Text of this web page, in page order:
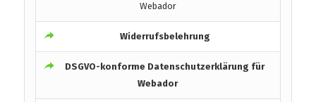
Webador
Widerrufsbelehrung
DSGVO-konforme Datenschutzerklärung für
Webador